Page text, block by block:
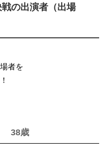
の出演者（出場
者を
38歳